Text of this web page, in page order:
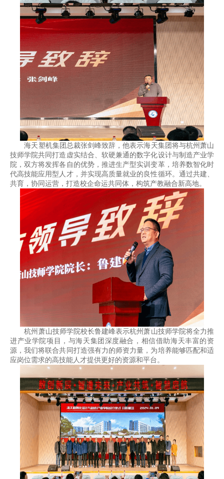
海天塑机集团总裁张剑峰致辞，他表示海天集团将与杭州萧山
技师学院共同打造虚实结合、软硬兼通的数字化设计与制造产业学
院，双方将发挥各自的优势，推进生产型实训变革，培养数智化时
代高技能应用型人才，并实现高质量就业的良性循环。通过共建、
共育，协同运营，打造校企命运共同体，构筑产教融合新高地。
杭州萧山技师学院校长鲁建峰表示杭州萧山技师学院将全力推
进产业学院项目，与海天集团深度融合，相信借助海天丰富的资
源，我们将联合共同打造强有力的师资力量，为培养能够匹配和适
应岗位需求的高技能人才提供更好的资源和平台。